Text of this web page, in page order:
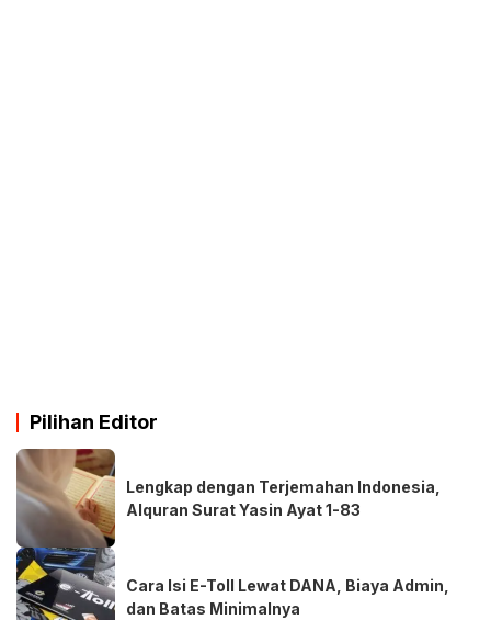
Pilihan Editor
Lengkap dengan Terjemahan Indonesia,
Alquran Surat Yasin Ayat 1-83
Cara Isi E-Toll Lewat DANA, Biaya Admin,
dan Batas Minimalnya